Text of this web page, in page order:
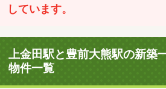
しています。
上金田駅と豊前大熊駅の新築
物件一覧